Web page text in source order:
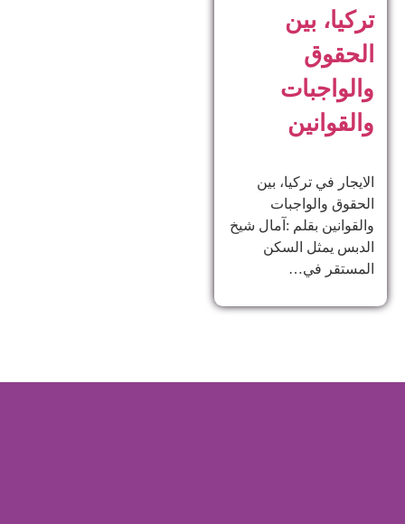
تركيا، بين
الحقوق
والواجبات
والقوانين
الايجار في تركيا، بين
الحقوق والواجبات
والقوانين بقلم :آمال شيخ
الدبس يمثل السكن
المستقر في…